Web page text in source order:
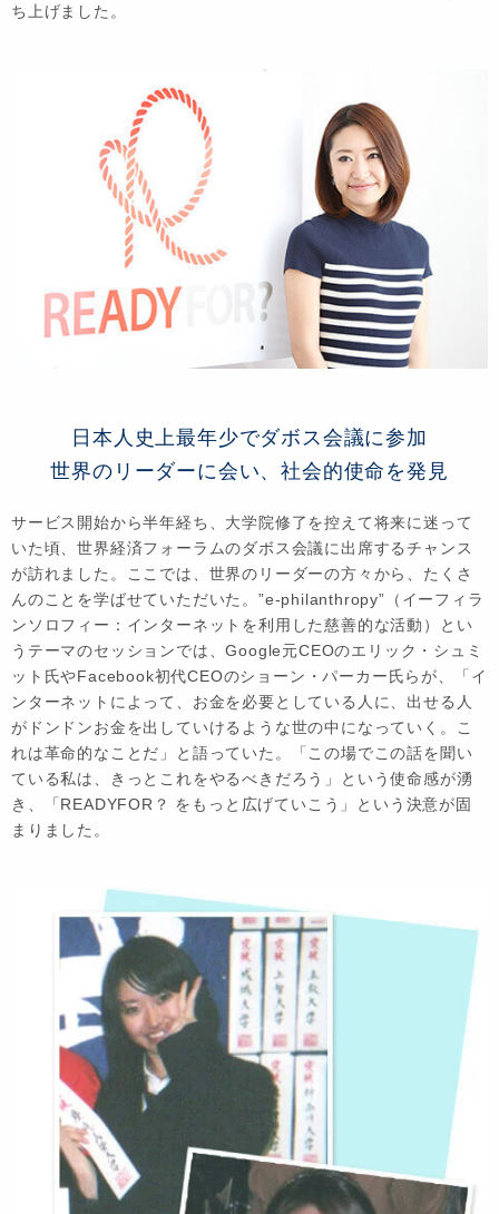
ち上げました。
日本人史上最年少でダボス会議に参加
世界のリーダーに会い、社会的使命を発見
サービス開始から半年経ち、大学院修了を控えて将来に迷って
いた頃、世界経済フォーラムのダボス会議に出席するチャンス
が訪れました。ここでは、世界のリーダーの方々から、たくさ
んのことを学ばせていただいた。”e-philanthropy”（イーフィラ
ンソロフィー：インターネットを利用した慈善的な活動）とい
うテーマのセッションでは、Google元CEOのエリック・シュミ
ット氏やFacebook初代CEOのショーン・パーカー氏らが、「イ
ンターネットによって、お金を必要としている人に、出せる人
がドンドンお金を出していけるような世の中になっていく。こ
れは革命的なことだ」と語っていた。「この場でこの話を聞い
ている私は、きっとこれをやるべきだろう」という使命感が湧
き、「READYFOR？ をもっと広げていこう」という決意が固
まりました。